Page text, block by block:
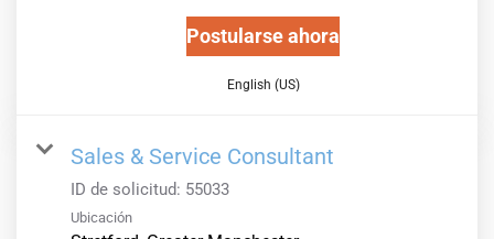
Postularse ahora
English (US)
Sales & Service Consultant
ID de solicitud: 55033
Ubicación